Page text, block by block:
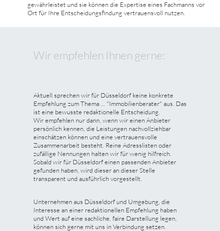
gewährleistet und sie können die Expertise eines Fachmanns vor
Ort für Ihre Entscheidungsfindung vertrauensvoll nutzen.
Wir empfehlen Ihnen gerne:
Aktuell sprechen wir für Düsseldorf keine konkrete
Empfehlung zum Thema ... "Immobilienberater" aus. Das
ist eine bewusste redaktionelle Entscheidung.
Wir empfehlen nur dann, wenn wir einen Anbieter
persönlich kennen, die Leistungen nachvollziehbar
einschätzen können und eine vertrauensvolle
Zusammenarbeit besteht. Reine Adresslisten oder
zufällige Nennungen halten wir für wenig hilfreich.
Sobald wir für Düsseldorf einen passenden Anbieter
gefunden haben, wird dieser an dieser Stelle
transparent und ausführlich vorgestellt.
Unternehmen aus Düsseldorf und Umgebung, die
Interesse an einer redaktionellen Empfehlung haben
und Wert auf eine sachliche, faire Darstellung legen,
können sich gerne mit uns in Verbindung setzen.